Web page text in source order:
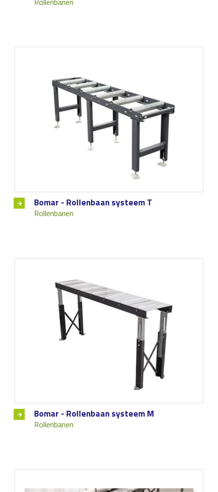
Bomar - Rollenbaan systeem T
Rollenbanen
Bomar - Rollenbaan systeem M
Rollenbanen